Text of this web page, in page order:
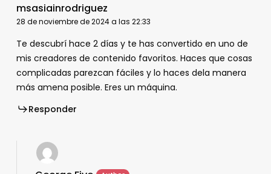
msasiainrodriguez
28 de noviembre de 2024 a las 22:33
Te descubrí hace 2 días y te has convertido en uno de
mis creadores de contenido favoritos. Haces que cosas
complicadas parezcan fáciles y lo haces dela manera
más amena posible. Eres un máquina.
Responder